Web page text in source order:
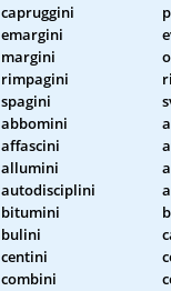
capruggini
emargini
margini
rimpagini
spagini
abbomini
affascini
allumini
autodisciplini
bitumini
bulini
centini
combini